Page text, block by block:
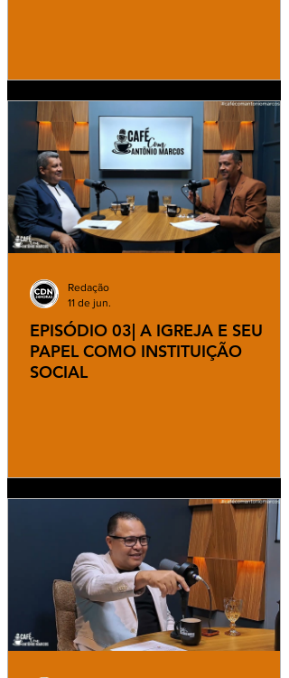
EPISÓDIO 03| A IGREJA E SEU
PAPEL COMO INSTITUIÇÃO
SOCIAL
Redação
11 de jun.